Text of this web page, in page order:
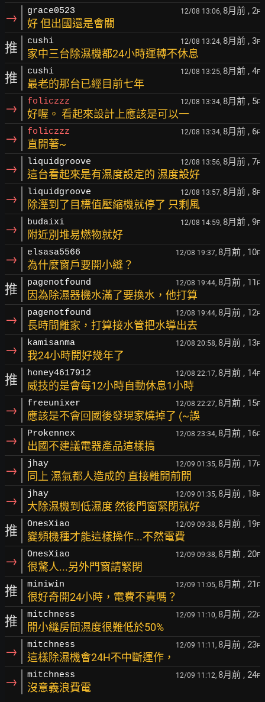
→ grace0523 12/08 13:06, 8月前 , 2F
好 但出國還是會關
推 cushi 12/08 13:24, 8月前 , 3F
家中三台除濕機都24小時運轉不休息
推 cushi 12/08 13:25, 8月前 , 4F
最老的那台已經目前七年
→ foliczzz 12/08 13:34, 8月前 , 5F
好喔。 看起來設計上應該是可以一
→ foliczzz 12/08 13:34, 8月前 , 6F
直開著~
→ liquidgroove 12/08 13:56, 8月前 , 7F
這台看起來是有濕度設定的 濕度設好
→ liquidgroove 12/08 13:57, 8月前 , 8F
除溼到了目標值壓縮機就停了 只剩風
→ budaixi 12/08 14:59, 8月前 , 9F
附近別堆易燃物就好
→ elsasa5566 12/08 19:37, 8月前 , 10F
為什麼窗戶要開小縫？
推 pagenotfound 12/08 19:44, 8月前 , 11 F
因為除濕器機水滿了要換水，他打算
→ pagenotfound 12/08 19:44, 8月前 , 12F
長時間離家，打算接水管把水導出去
→ kamisanma 12/08 20:58, 8月前 , 13F
我24小時開好幾年了
推 honey4617912 12/08 22:17, 8月前 , 14F
威技的是會每12小時自動休息1小時
→ freeunixer 12/08 22:27, 8月前 , 15F
應該是不會回國後發現家燒掉了 (~誤
→ Prokennex 12/08 23:34, 8月前 , 16F
出國不建議電器產品這樣搞
→ jhay 12/09 01:35, 8月前 , 17F
同上 濕氣都人造成的 直接離開前開
→ jhay 12/09 01:35, 8月前 , 18F
大除濕機到低濕度 然後門窗緊閉就好
推 OnesXiao 12/09 09:38, 8月前 , 19F
變頻機種才能這樣操作...不然電費
→ OnesXiao 12/09 09:38, 8月前 , 20F
很驚人...另外門窗請緊閉
推 miniwin 12/09 11:05, 8月前 , 21 F
很好奇開24小時，電費不貴嗎？
推 mitchness 12/09 11:10, 8月前 , 22F
開小縫房間濕度很難低於50%
→ mitchness 12/09 11:11, 8月前 , 23F
這樣除濕機會24H不中斷運作，
→ mitchness 12/09 11:12, 8月前 , 24F
沒意義浪費電